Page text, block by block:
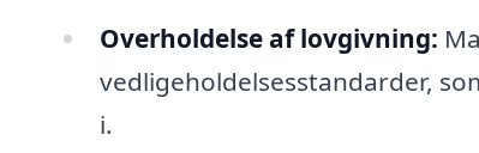
Overholdelse af lovgivning:
vedligeholdelsesstandarder,
i.